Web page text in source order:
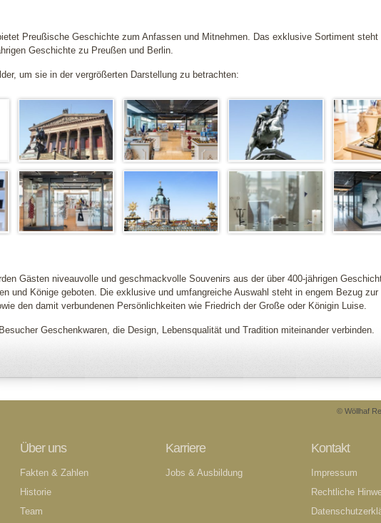
Preußische Geschichte zum Anfassen und Mitnehmen. Das exklusive Sortiment steht
Geschichte zu Preußen und Berlin.
um sie in der vergrößerten Darstellung zu betrachten:
Gästen niveauvolle und geschmackvolle Souvenirs aus der über 400-jährigen
und Könige geboten. Die exklusive und umfangreiche Auswahl steht in engem Bezug
den damit verbundenen Persönlichkeiten wie Friedrich der Große oder Königin Luise.
Geschenkwaren, die Design, Lebensqualität und Tradition miteinander verbinden.
© Wöllhaf
Über uns
Fakten & Zahlen
Historie
Team
Karriere
Jobs & Ausbildung
Kontakt
Impressum
Rechtliche